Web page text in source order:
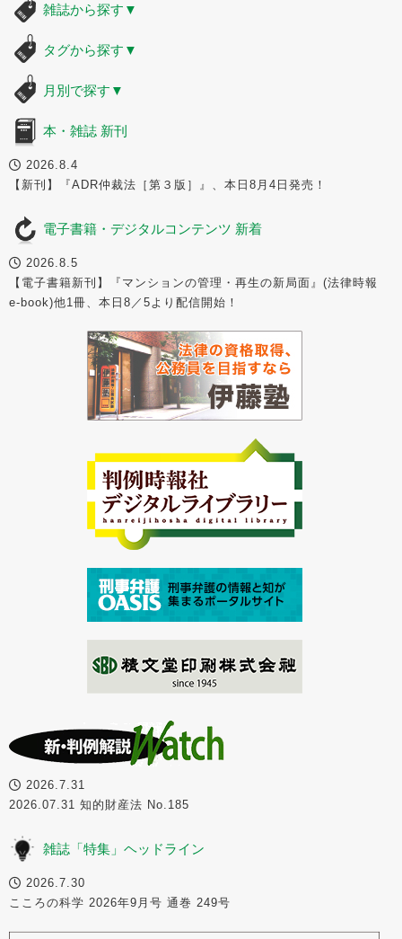
雑誌から探す ▼
タグから探す ▼
月別で探す ▼
本・雑誌 新刊
2026.8.4
【新刊】『ADR仲裁法［第３版］』、本日8月4日発売！
電子書籍・デジタルコンテンツ 新着
2026.8.5
【電子書籍新刊】『マンションの管理・再生の新局面』(法律時報
e-book)他1冊、本日8／5より配信開始！
2026.7.31
2026.07.31 知的財産法 No.185
雑誌「特集」ヘッドライン
2026.7.30
こころの科学 2026年9月号 通巻 249号